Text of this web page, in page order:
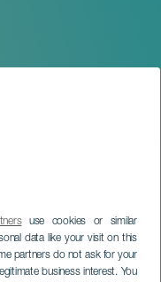
use cookies or similar
data like your visit on this
partners do not ask for your
business interest. You